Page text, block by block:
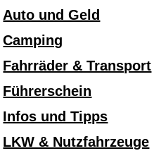
Auto und Geld
Camping
Fahrräder & Transport
Führerschein
Infos und Tipps
LKW & Nutzfahrzeuge